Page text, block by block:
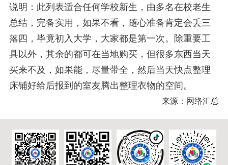
说明：此列表适合任何学校新生，由多名在校老生
总结，完备实用，如果不看，随心准备肯定会丢三
落四，毕竟初入大学，大家都是第一次。除重要工
具以外，其余的都可在当地购买，但很多东西当天
买来不及，如果能，尽量带全，然后当天快点整理
床铺好给后报到的室友腾出整理衣物的空间。
来源：网络汇总